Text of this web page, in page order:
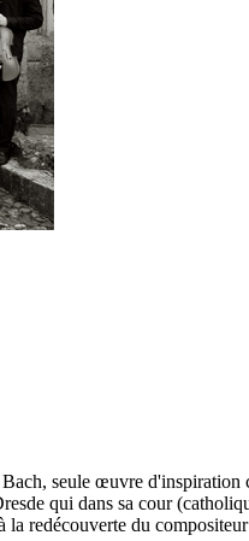
seule œuvre d'inspiration
qui dans sa cour
redécouverte du